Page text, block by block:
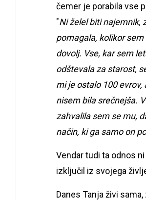
čemer je porabila vse
"Ni želel biti najemnik,
pomagala, kolikor
dovolj. Vse, kar sem
odštevala za starost,
mi je ostalo 100 evrov,
nisem bila srečnejša.
zahvalila sem se mu,
način, ki ga samo on
Vendar tudi ta odnos
izključil iz svojega
Danes Tanja živi